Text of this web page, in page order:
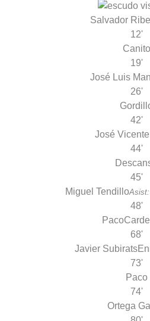
Salvador
12'
Canito
19'
José Luis
26'
42'
José
44'
45'
Miguel TendilloAsist:
48'
Paco
68'
Javier Subirats
73'
Paco
74'
Ortega